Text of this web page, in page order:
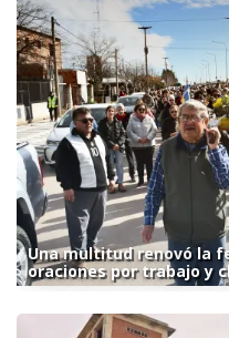
Una multitud renovó la
oraciones por trabajo y